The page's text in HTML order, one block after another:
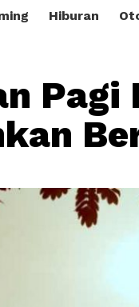
Hiburan